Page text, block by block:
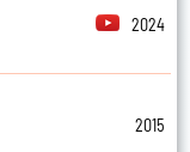
2024
2015